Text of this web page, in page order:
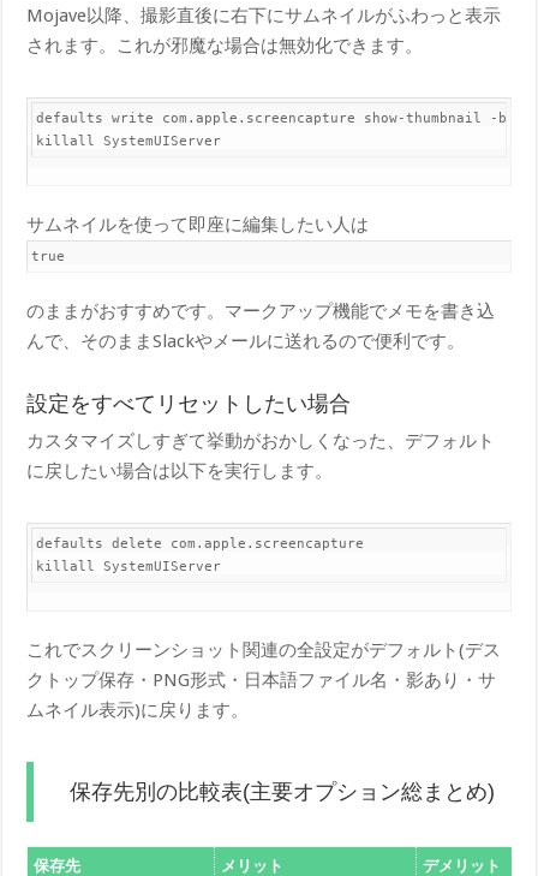
Mojave以降、撮影直後に右下にサムネイルがふわっと表示
されます。これが邪魔な場合は無効化できます。
default​s write com.apple.screencapture show-thumbnail -
kill​all SystemUIServer
サムネイルを使って即座に編集したい人は
true
のままがおすすめです。マークアップ機能でメモを書き込
んで、そのままSlackやメールに送れるので便利です。
設定をすべてリセットしたい場合
カスタマイズしすぎて挙動がおかしくなった、デフォルト
に戻したい場合は以下を実行します。
default​s delete com.apple.screencapture
kill​all SystemUIServer
これでスクリーンショット関連の全設定がデフォルト(デス
クトップ保存・PNG形式・日本語ファイル名・影あり・サ
ムネイル表示)に戻ります。
保存先別の比較表(主要オプション総まとめ)
保存先 メリット デメリット